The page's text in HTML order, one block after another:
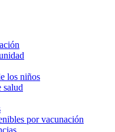
los niños
salud
por vacunación